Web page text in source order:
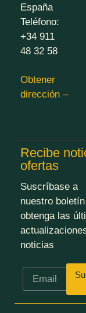
España
Teléfono:
+34 911
48 32 58
Obtener
dirección –
Recibe
ofertas
Suscríbase a
nuestro
obtenga las
noticias